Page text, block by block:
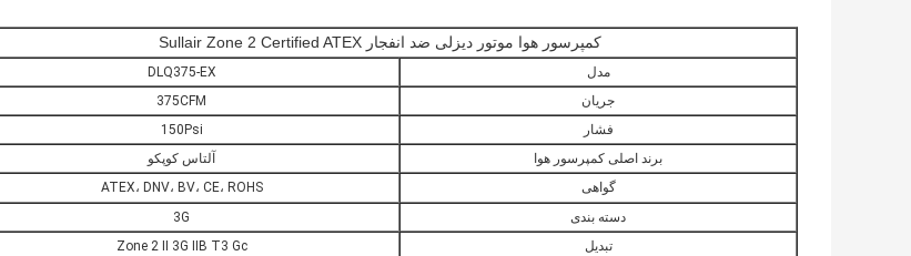
کمپرسور هوا موتور دیزلی ضد انفجار Sullair Zone 2 Certified ATEX
مدل
DLQ375-EX
جریان
375CFM
فشار
150Psi
برند اصلی کمپرسور هوا
آلتاس کوپکو
گواهی
ATEX، DNV، BV، CE، ROHS
دسته بندی
3G
تبدیل
Zone 2 II 3G IIB T3 Gc